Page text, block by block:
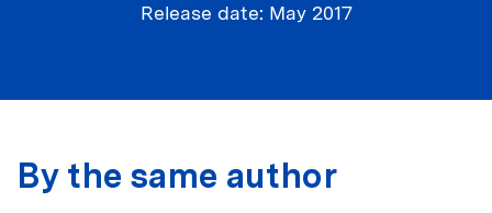
Release date May 2017
By the same author